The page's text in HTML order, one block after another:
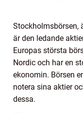
Stockholmsbörsen,
är den ledande
Europas största
Nordic och har en
ekonomin. Börsen
notera sina aktier
dessa.